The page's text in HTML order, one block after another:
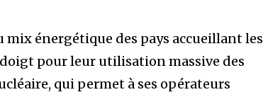
énergétique des pays accueillant les
pour leur utilisation massive des
qui permet à ses opérateurs